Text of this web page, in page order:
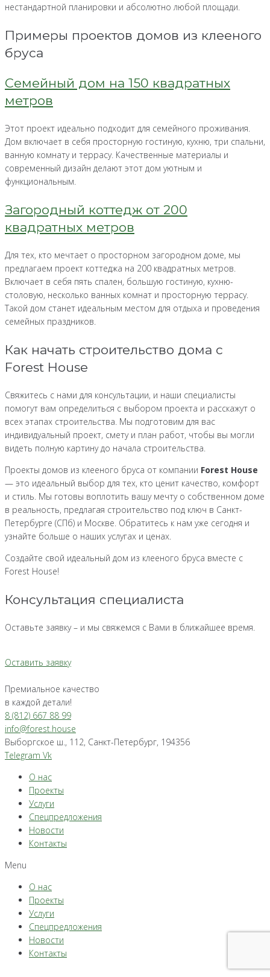
нестандартной планировки и абсолютно любой площади.
Примеры проектов домов из клееного
бруса
Семейный дом на 150 квадратных
метров
Этот проект идеально подходит для семейного проживания.
Дом включает в себя просторную гостиную, кухню, три спальни,
ванную комнату и террасу. Качественные материалы и
современный дизайн делают этот дом уютным и
функциональным.
Загородный коттедж от 200
квадратных метров
Для тех, кто мечтает о просторном загородном доме, мы
предлагаем проект коттеджа на 200 квадратных метров.
Включает в себя пять спален, большую гостиную, кухню-
столовую, несколько ванных комнат и просторную террасу.
Такой дом станет идеальным местом для отдыха и проведения
семейных праздников.
Как начать строительство дома с
Forest House
Свяжитесь с нами для консультации, и наши специалисты
помогут вам определиться с выбором проекта и расскажут о
всех этапах строительства. Мы подготовим для вас
индивидуальный проект, смету и план работ, чтобы вы могли
видеть полную картину до начала строительства.
Проекты домов из клееного бруса от компании Forest House
— это идеальный выбор для тех, кто ценит качество, комфорт
и стиль. Мы готовы воплотить вашу мечту о собственном доме
в реальность, предлагая строительство под ключ в Санкт-
Петербурге (СПб) и Москве. Обратитесь к нам уже сегодня и
узнайте больше о наших услугах и ценах.
Создайте свой идеальный дом из клееного бруса вместе с
Forest House!
Консультация специалиста
Оставьте заявку – и мы свяжемся с Вами в ближайшее время.
Оставить заявку
Премиальное качество
в каждой детали!
8 (812) 667 88 99
info@forest.house
Выборгское ш., 112, Санкт-Петербург, 194356
Telegram Vk
О нас
Проекты
Услуги
Спецпредложения
Новости
Контакты
Menu
О нас
Проекты
Услуги
Спецпредложения
Новости
Контакты